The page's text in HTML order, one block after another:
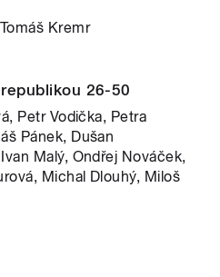
Kremr
26-50
Petr Vodička, Petra
Pánek, Dušan
Malý, Ondřej Nováček,
Michal Dlouhý, Miloš